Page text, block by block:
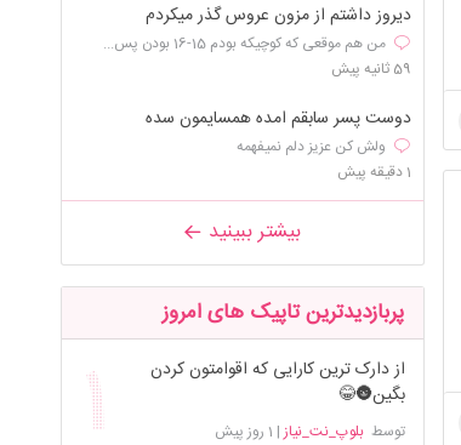
دیروز داشتم از مزون عروس گذر میکردم
من هم موقعی که کوچیکه بودم 15-16 بودن پس...
59 ثانیه پیش
دوست پسر سابقم امده همسایمون سده
ولش کن عزیز دلم نمیفهمه
1 دقیقه پیش
بیشتر ببینید
پربازدیدترین تاپیک های امروز
از دارک ترین کارایی که اقوامتون کردن
بگین🌚😂
توسطبلوپ_نت_نیاز| 1 روز پیش